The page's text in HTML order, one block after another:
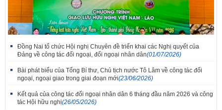
Đồng Nai tổ chức Hội nghị Chuyên đề triển khai các Nghị quyết của
Đảng về công tác đối ngoại, đối ngoại nhân dân(01/07/2026)
Bài phát biểu của Tổng Bí thư, Chủ tịch nước Tô Lâm về công tác đối
ngoại, ngoại giao trong giai đoạn mới(23/06/2026)
Kết quả của công tác đối ngoại nhân dân 6 tháng đầu năm 2026 và công
tác Hội hữu nghị(26/05/2026)